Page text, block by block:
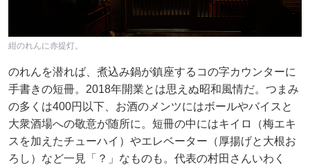
紺のれんに赤提灯。
のれんを潜れば、煮込み鍋が鎮座するコの字カウンターに
手書きの短冊。2018年開業とは思えぬ昭和風情だ。つまみ
の多くは400円以下、お酒のメンツにはボールやバイスと
大衆酒場への敬意が随所に。短冊の中にはキイロ（梅エキ
スを加えたチューハイ）やエレベーター（厚揚げと大根お
ろし）など一見「？」なものも。代表の村田さんいわく